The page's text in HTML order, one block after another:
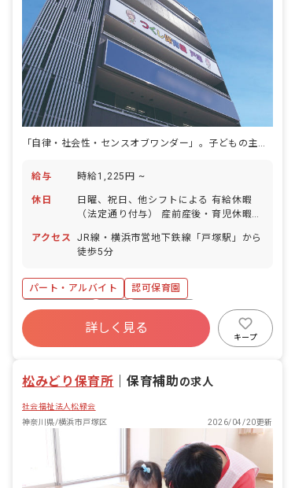
「自律・社会性・センスオブワンダー」。子どもの主体的な遊びを、この保育理念のもとで育んでいます。
給与 時給1,225円 ~
休日
日曜、祝日、他シフトによる 有給休暇
（法定通り付与） 産前産後・育児休暇
暇 介護・看護休暇（特別休暇）
アクセス
JR線・横浜市営地下鉄線「戸塚駅」から
徒歩5分
パート・アルバイト
認可保育園
社会保険完備
有給
残業少なめ
昇給昇進あり
産休育休制度
社会福祉法人
詳しく見る
キープ
松みどり保育所 ｜保育補助の求人
社会福祉法人松緑会
神奈川県/横浜市戸塚区
2026/04/20更新